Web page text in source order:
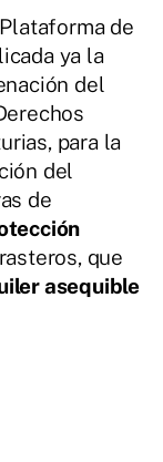
de
ya la
del
para la
del
de
que
asequible